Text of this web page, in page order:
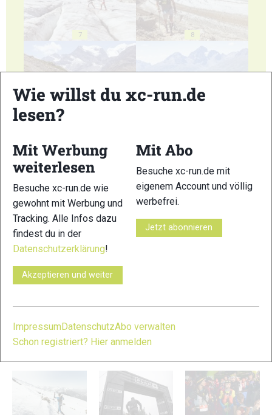
7 8
© Bild 1: BGM;
VERWANDTE ARTIKEL
Wie willst du xc-run.de
lesen?
Mit Werbung
weiterlesen
Besuche xc-run.de wie
gewohnt mit Werbung und
Tracking. Alle Infos dazu
findest du in der
Datenschutzerklärung!
Akzeptieren und weiter
Mit Abo
Besuche xc-run.de mit
eigenem Account und völlig
werbefrei.
Jetzt abonnieren
Impressum DatenschutzAbo verwalten
Schon registriert? Hier anmelden